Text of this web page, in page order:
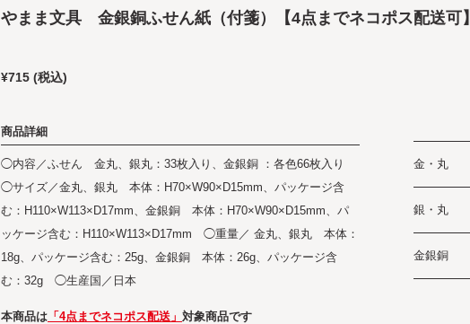
やまま文具 金銀銅ふせん紙（付箋）【4点までネコポス配送可】
¥715 (税込)
金・丸
銀・丸
金銀銅
商品詳細
◯内容／ふせん 金丸、銀丸：33枚入り、金銀銅 ：各色66枚入り
◯サイズ／金丸、銀丸 本体：H70×W90×D15mm、パッケージ含
む：H110×W113×D17mm、金銀銅 本体：H70×W90×D15mm、パ
ッケージ含む：H110×W113×D17mm ◯重量／ 金丸、銀丸 本体：
18g、パッケージ含む：25g、金銀銅 本体：26g、パッケージ含
む：32g ◯生産国／日本
本商品は 「4点までネコポス配送」 対象商品です